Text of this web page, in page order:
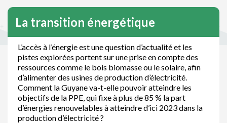
La transition énergétique
L’accès à l’énergie est une question d’actualité et les
pistes explorées portent sur une prise en compte des
ressources comme le bois biomasse ou le solaire, afin
d’alimenter des usines de production d’électricité.
Comment la Guyane va-t-elle pouvoir atteindre les
objectifs de la PPE, qui fixe à plus de 85 % la part
d’énergies renouvelables à atteindre d’ici 2023 dans la
production d’électricité ?